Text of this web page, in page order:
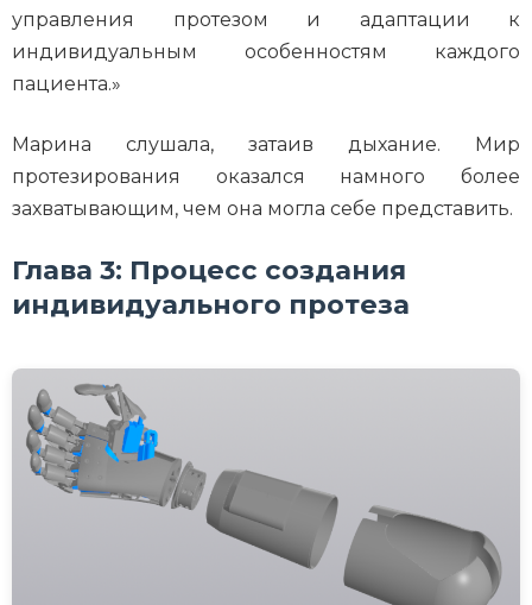
управления протезом и адаптации к
индивидуальным особенностям каждого
пациента.»
Марина слушала, затаив дыхание. Мир
протезирования оказался намного более
захватывающим, чем она могла себе представить.
Глава 3: Процесс создания
индивидуального протеза